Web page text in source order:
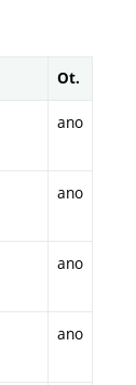
Ot.
ano
ano
ano
ano